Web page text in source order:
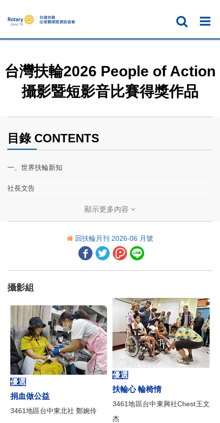
台灣扶輪2026 People of Action
攝影暨短影音比賽得獎作品
目錄 CONTENTS
一、世界扶輪新知
社長文告
扶輪基金會保管委員會主席文告
2026年4月國際扶輪理事會會議摘要
2026年4月扶輪基金會保管委員會會議摘要
世界各地採取行動的人
2026年扶輪攝影獎平凡中的不平凡今年扶輪攝影獎的作品超越凡俗
新地帶結構 ── 常見問答
家族傳統 新鮮烘焙
多語人才
有趣、彈性、適合所有人
E/MGA Water 的邀請及感謝
顯示更多內容
回扶輪月刊 2026-06 月號
攝影組
優選
捐血做公益
3461地區台中東北社 鄭婉伶
優選
扶輪心 輪椅情
3461地區台中東興社Chest王文
杰